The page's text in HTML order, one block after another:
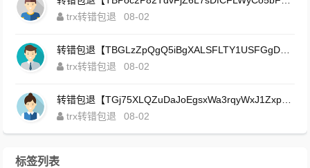
trx转错包退
08-02
trx转错包退
08-02
trx转错包退
08-02
标签列表